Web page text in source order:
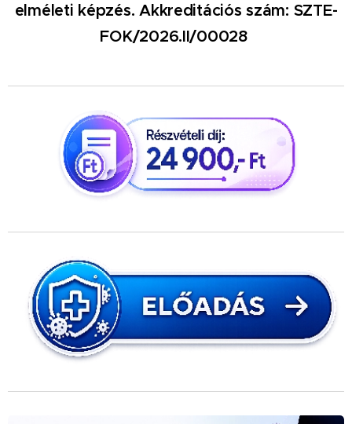
elméleti képzés. Akkreditációs szám: SZTE-
FOK/2026.II/00028